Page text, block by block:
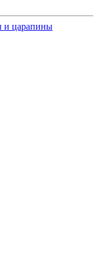
и царапины